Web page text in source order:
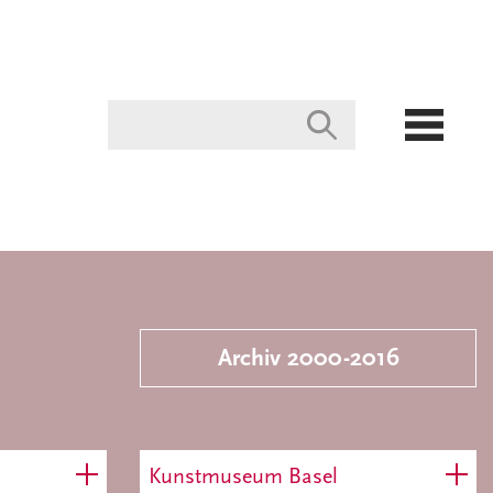
Archiv 2000-2016
Kunstmuseum Basel